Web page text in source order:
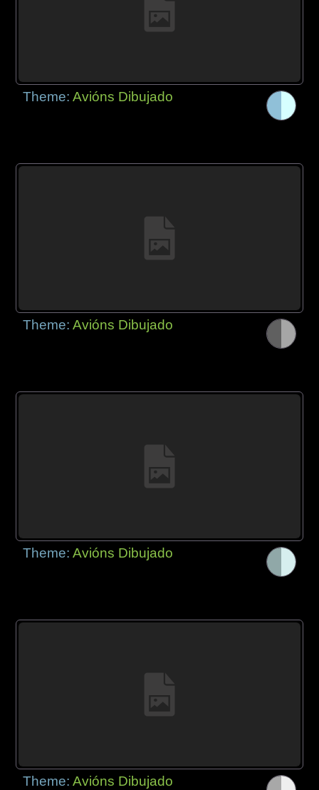
Theme:Avións Dibujado
Theme:Avións Dibujado
Theme:Avións Dibujado
Theme:Avións Dibujado